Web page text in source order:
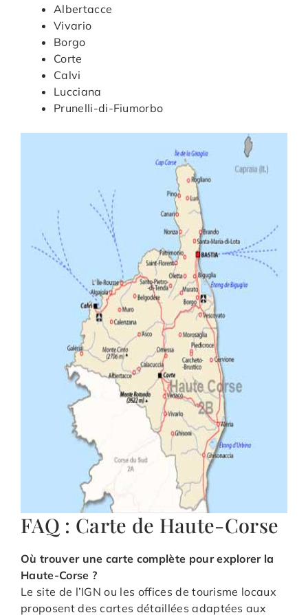
Albertacce
Vivario
Borgo
Corte
Calvi
Lucciana
Prunelli-di-Fiumorbo
FAQ : Carte de Haute-Corse
Où trouver une carte complète pour explorer la
Haute-Corse ?
Le site de l’IGN ou les offices de tourisme locaux
proposent des cartes détaillées adaptées aux